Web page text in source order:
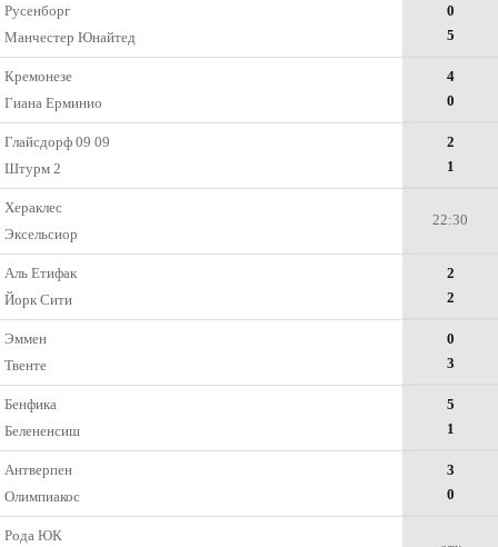
Русенборг
Манчестер Юнайтед
0
5
Кремонезе
Гиана Ерминио
4
0
Глайсдорф 09 09
Штурм 2
2
1
Хераклес
Эксельсиор
22:30
Аль Етифак
Йорк Сити
2
2
Эммен
Твенте
0
3
Бенфика
Белененсиш
5
1
Антверпен
Олимпиакос
3
0
Рода ЮК